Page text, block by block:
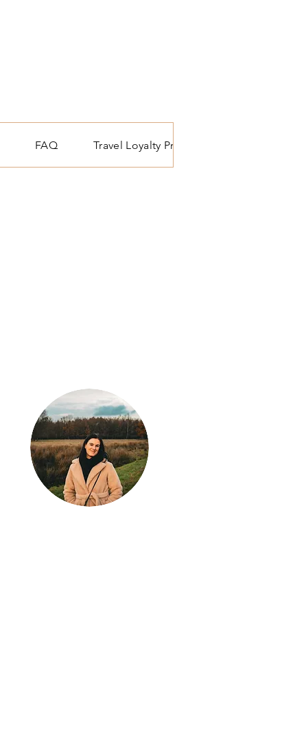
FAQ Travel Loyalty Programma
Klaar voor jouw